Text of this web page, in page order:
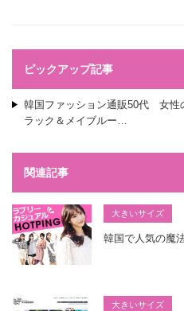
ピックアップ記事
韓国ファッション通販50代 女性
ラック＆メイブルー…
関連記事
大きいサイズ
韓国で人気の魔
大きいサイズ